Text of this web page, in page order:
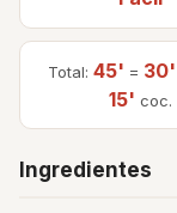
Total: 45' = 30'
15' coc.
Ingredientes